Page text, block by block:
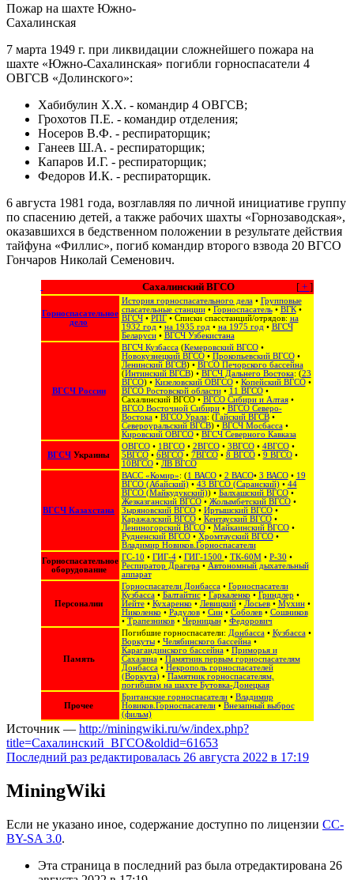
Пожар на шахте Южно-
Сахалинская
7 марта 1949 г. при ликвидации сложнейшего пожара на
шахте «Южно-Сахалинская» погибли горноспасатели 4
ОВГСВ «Долинского»:
Хабибулин Х.Х. - командир 4 ОВГСВ;
Грохотов П.Е. - командир отделения;
Носеров В.Ф. - респираторщик;
Ганеев Ш.А. - респираторщик;
Капаров И.Г. - респираторщик;
Федоров И.К. - респираторщик.
6 августа 1981 года, возглавляя по личной инициативе группу
по спасению детей, а также рабочих шахты «Горнозаводская»,
оказавшихся в бедственном положении в результате действия
тайфуна «Филлис», погиб командир второго взвода 20 ВГСО
Гончаров Николай Семенович.
[+ ]
Сахалинский ВГСО
Горноспасательное
дело
История горноспасательного дела• Групповые
спасательные станции• Горноспасатель• ВГК•
ВГСЧ• РПГ• Списки спасстанций/отрядов: на
1932 год • на 1935 год • на 1975 год • ВГСЧ
Беларуси• ВГСЧ Узбекистана
ВГСЧ России
ВГСЧ Кузбасса(Кемеровский ВГСО•
Новокузнецкий ВГСО• Прокопьевский ВГСО•
Ленинский ВГСВ) • ВГСО Печорского бассейна
(Интинский ВГСВ) • ВГСЧ Дальнего Востока: (23
ВГСО) • Кизеловский ОВГСО• Копейский ВГСО•
ВГСО Ростовской области• 11 ВГСО•
Сахалинский ВГСО‎ • ВГСО Сибири и Алтая‎ •
ВГСО Восточной Сибири• ВГСО Северо-
Востока‎‎ • ВГСО Урала: (Гайский ВГСВ•
Североуральский ВГСВ) • ВГСЧ Мосбасса•
Кировский ОВГСО• ВГСЧ Северного Кавказа
ВГСЧ Украины
ОВГСО• 1ВГСО• 2ВГСО• 3ВГСО• 4ВГСО•
5ВГСО• 6ВГСО• 7ВГСО• 8 ВГСО• 9 ВГСО•
10ВГСО• ЛВ ВГСО
ВГСЧ Казахстана
ВАСС «Комир»: (1 ВАСО• 2 ВАСО• 3 ВАСО• 19
ВГСО (Абайский)• 43 ВГСО (Саранский)• 44
ВГСО (Майкудукский)) • Балхашский ВГСО•
Жезказганский ВГСО• Жолымбетский ВГСО•
Зыряновский ВГСО• Иртышский ВГСО•
Каражалский ВГСО• Кентауский ВГСО•
Лениногорский ВГСО• Майкаинский ВГСО•
Рудненский ВГСО• Хромтауский ВГСО•
Владимир Новиков.Горноспасатели
Горноспасательное
оборудование
ГС-10 • ГИГ-4• ГИГ-1500 • ТК-60М• Р-30 •
Респиратор Драгера• Автономный дыхательный
аппарат
Персоналии
Горноспасатели Донбасса• Горноспасатели
Кузбасса• Балтайтис• Гаркаленко • Гриндлер •
Иейте• Кухаренко • Левицкий• Лосьев• Мухин•
Николенко • Радулов• Син• Соболев• Сошников
• Трапезников• Черницын• Федорович
Память
Погибшие горноспасатели: Донбасса• Кузбасса•
Воркуты• Челябинского бассейна•
Карагандинского бассейна• Приморья и
Сахалина• Памятник первым горноспасателям
Донбасса• Некрополь горноспасателей
(Воркута)• Памятник горноспасателям,
погибшим на шахте Бутовка-Донецкая
Прочее
Британские горноспасатели• Владимир
Новиков.Горноспасатели• Внезапный выброс
(фильм)
Источник — http://miningwiki.ru/w/index.php?
title=Сахалинский_ВГСО&oldid=61653
Последний раз редактировалась 26 августа 2022 в 17:19
MiningWiki
Если не указано иное, содержание доступно по лицензии CC-
BY-SA 3.0.
Эта страница в последний раз была отредактирована 26